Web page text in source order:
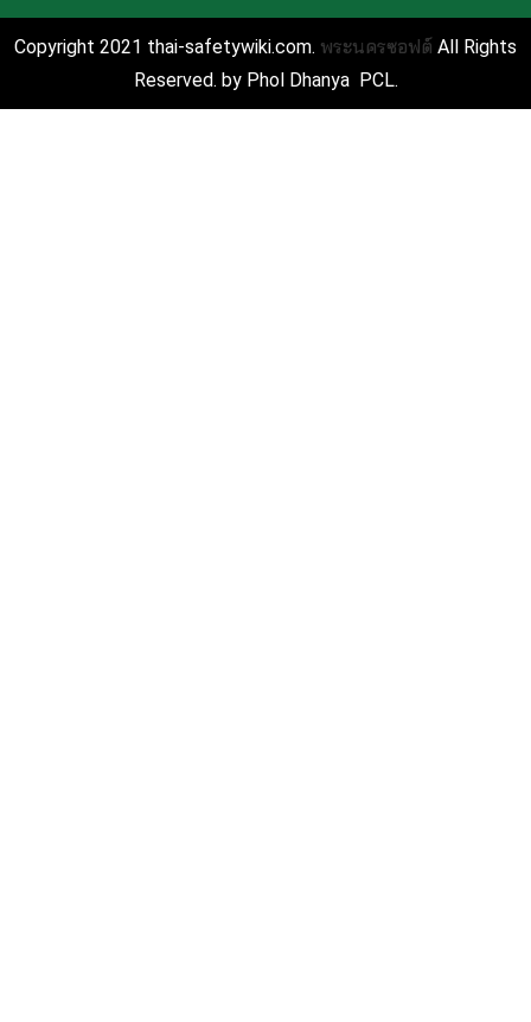
Copyright 2021 thai-safetywiki.com. พระนครซอฟต์ All Rights
Reserved. by Phol Dhanya PCL.